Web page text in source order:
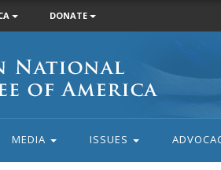
DONATE
MEDIA ISSUES